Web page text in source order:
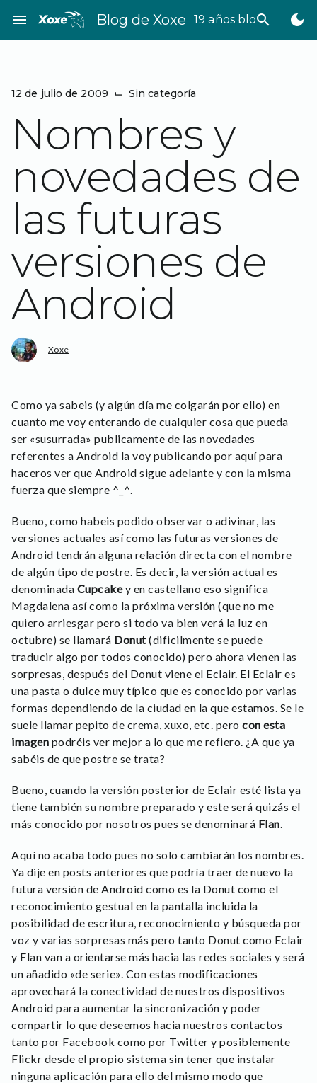
contenido
menu Blog de Xoxe 19 años bloggeando
search dark_mode
12 de julio de 2009 ⌙ Sin categoría
Nombres y
novedades de
las futuras
versiones de
Android
Xoxe
Como ya sabeis (y algún día me colgarán por ello) en
cuanto me voy enterando de cualquier cosa que pueda
ser «susurrada» publicamente de las novedades
referentes a Android la voy publicando por aquí para
haceros ver que Android sigue adelante y con la misma
fuerza que siempre ^_^.
Bueno, como habeis podido observar o adivinar, las
versiones actuales así como las futuras versiones de
Android tendrán alguna relación directa con el nombre
de algún tipo de postre. Es decir, la versión actual es
denominada Cupcakey en castellano eso significa
Magdalena así como la próxima versión (que no me
quiero arriesgar pero si todo va bien verá la luz en
octubre) se llamará Donut(dificilmente se puede
traducir algo por todos conocido) pero ahora vienen las
sorpresas, después del Donut viene el Eclair. El Eclair es
una pasta o dulce muy típico que es conocido por varias
formas dependiendo de la ciudad en la que estamos. Se le
suele llamar pepito de crema, xuxo, etc. pero con esta
imagen podréis ver mejor a lo que me refiero. ¿A que ya
sabéis de que postre se trata?
Bueno, cuando la versión posterior de Eclair esté lista ya
tiene también su nombre preparado y este será quizás el
más conocido por nosotros pues se denominará Flan.
Aquí no acaba todo pues no solo cambiarán los nombres.
Ya dije en posts anteriores que podría traer de nuevo la
futura versión de Android como es la Donut como el
reconocimiento gestual en la pantalla incluida la
posibilidad de escritura, reconocimiento y búsqueda por
voz y varias sorpresas más pero tanto Donut como Eclair
y Flan van a orientarse más hacia las redes sociales y será
un añadido «de serie». Con estas modificaciones
aprovechará la conectividad de nuestros dispositivos
Android para aumentar la sincronización y poder
compartir lo que deseemos hacia nuestros contactos
tanto por Facebook como por Twitter y posiblemente
Flickr desde el propio sistema sin tener que instalar
ninguna aplicación para ello del mismo modo que